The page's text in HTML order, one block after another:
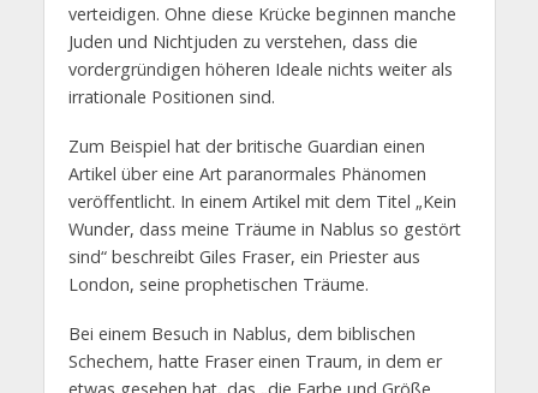
verteidigen. Ohne diese Krücke beginnen manche
Juden und Nichtjuden zu verstehen, dass die
vordergründigen höheren Ideale nichts weiter als
irrationale Positionen sind.
Zum Beispiel hat der britische Guardian einen
Artikel über eine Art paranormales Phänomen
veröffentlicht. In einem Artikel mit dem Titel „Kein
Wunder, dass meine Träume in Nablus so gestört
sind“ beschreibt Giles Fraser, ein Priester aus
London, seine prophetischen Träume.
Bei einem Besuch in Nablus, dem biblischen
Schechem, hatte Fraser einen Traum, in dem er